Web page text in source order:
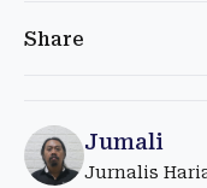
Share
Jumali
Jurnalis